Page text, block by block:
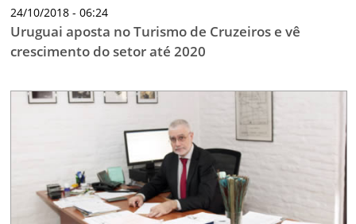
24/10/2018 - 06:24
Uruguai aposta no Turismo de Cruzeiros e vê
crescimento do setor até 2020